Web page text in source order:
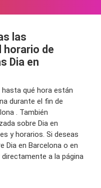
las
horario de
Dia en
qué hora están
durante el fin de
. También
sobre Dia en
y horarios. Si deseas
Dia en Barcelona o en
a la página